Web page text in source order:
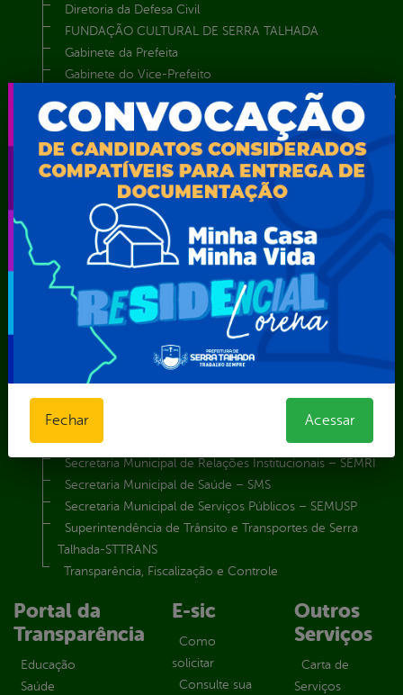
Diretoria da Defesa Civil
FUNDAÇÃO CULTURAL DE SERRA TALHADA
Gabinete da Prefeita
Gabinete do Vice-Prefeito
Instituto de Previdência Própria dos Servidores Públicos do
Município de Serra Talhada-IPPS
Obras e Infraestrutura
Procuradoria Geral do Município
Secretaria de Comunicação Social e Audiovisual
Secretaria de Desenvolvimento Econômico e Turismo
Secretaria de Iluminação Pública e Energia Elétrica
Secretaria Municipal da Mulher – SEMU
Secretaria Municipal de Administração – SAD
Secretaria Municipal de Agricultura e Recursos Hídricos –
SEMARH / Secretaria de Agricultura Familiar – SEMAF
Secretaria Municipal de Educação – SEST
Secretaria Municipal de Esporte e Lazer – SEMEL
Secretaria Municipal de Finanças – SECFIN
Secretaria Municipal de Governo – SEGOV
Secretaria Municipal de Meio Ambiente – SEMA
Secretaria Municipal de Planejamento e Gestão – SEPLAG
Secretaria Municipal de Relações Institucionais – SEMRI
Secretaria Municipal de Saúde – SMS
Secretaria Municipal de Serviços Públicos – SEMUSP
Superintendência de Trânsito e Transportes de Serra
Talhada-STTRANS
Transparência, Fiscalização e Controle
Portal da
Transparência
Educação
Saúde
E-sic
Como
solicitar
Consulte sua
Outros
Serviços
Carta de
Serviços
Fechar Acessar